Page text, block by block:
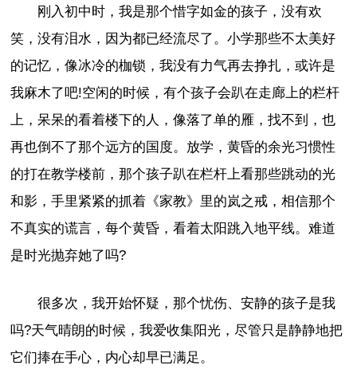
刚入初中时，我是那个惜字如金的孩子，没有欢
笑，没有泪水，因为都已经流尽了。小学那些不太美好
的记忆，像冰冷的枷锁，我没有力气再去挣扎，或许是
我麻木了吧!空闲的时候，有个孩子会趴在走廊上的栏杆
上，呆呆的看着楼下的人，像落了单的雁，找不到，也
再也倒不了那个远方的国度。放学，黄昏的余光习惯性
的打在教学楼前，那个孩子趴在栏杆上看那些跳动的光
和影，手里紧紧的抓着《家教》里的岚之戒，相信那个
不真实的谎言，每个黄昏，看着太阳跳入地平线。难道
是时光抛弃她了吗?
很多次，我开始怀疑，那个忧伤、安静的孩子是我
吗?天气晴朗的时候，我爱收集阳光，尽管只是静静地把
它们捧在手心，内心却早已满足。